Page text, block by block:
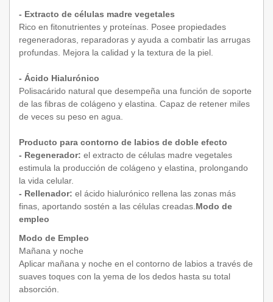
- Extracto de células madre vegetales
Rico en fitonutrientes y proteínas. Posee propiedades
regeneradoras, reparadoras y ayuda a combatir las arrugas
profundas. Mejora la calidad y la textura de la piel.
- Ácido Hialurónico
Polisacárido natural que desempeña una función de soporte
de las fibras de colágeno y elastina. Capaz de retener miles
de veces su peso en agua.
Producto para contorno de labios de doble efecto
- Regenerador: el extracto de células madre vegetales
estimula la producción de colágeno y elastina, prolongando
la vida celular.
- Rellenador: el ácido hialurónico rellena las zonas más
finas, aportando sostén a las células creadas. Modo de
empleo
Modo de Empleo
Mañana y noche
Aplicar mañana y noche en el contorno de labios a través de
suaves toques con la yema de los dedos hasta su total
absorción.